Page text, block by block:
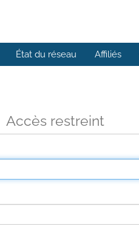
État du réseau Affiliés
Accès restreint